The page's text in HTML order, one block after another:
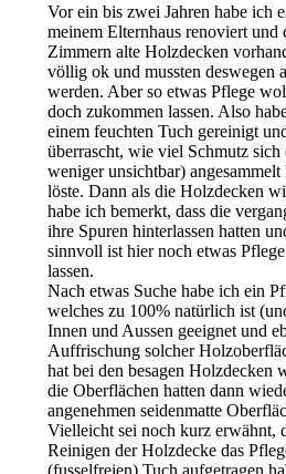
Vor ein bis zwei Jahren habe ich
meinem Elternhaus renoviert und
Zimmern alte Holzdecken
völlig ok und mussten deswegen
werden. Aber so etwas Pflege
doch zukommen lassen. Also
einem feuchten Tuch gereinigt
überrascht, wie viel Schmutz sich
weniger unsichtbar) angesammelt
löste. Dann als die Holzdecken
habe ich bemerkt, dass die
ihre Spuren hinterlassen hatten
sinnvoll ist hier noch etwas
lassen.
Nach etwas Suche habe ich ein
welches zu 100% natürlich ist
Innen und Aussen geeignet und
Auffrischung solcher
hat bei den besagen Holzdecken
die Oberflächen hatten dann
angenehmen seidenmatte
Vielleicht sei noch kurz erwähnt,
Reinigen der Holzdecke das
(fusselfreien) Tuch aufgetragen